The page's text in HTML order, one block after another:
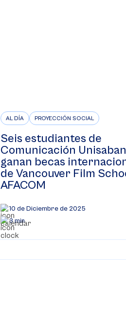
AL DÍA PROYECCIÓN SOCIAL
Seis estudiantes de
Comunicación
ganan becas
de Vancouver Film
AFACOM
10 de Diciembre de 2025
3 min